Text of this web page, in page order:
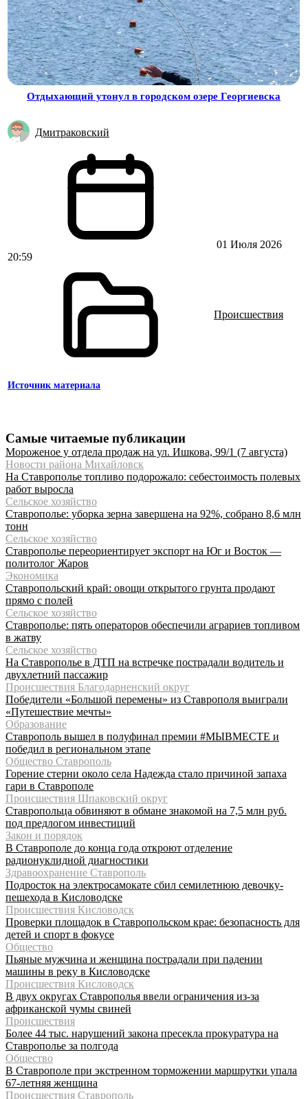
Отдыхающий утонул в городском озере Георгиевска
Дмитраковский
01 Июля 2026
20:59
Происшествия
Источник материала
Самые читаемые публикации
Мороженое у отдела продаж на ул. Ишкова, 99/1 (7 августа)
Новости района Михайловск
На Ставрополье топливо подорожало: себестоимость полевых
работ выросла
Сельское хозяйство
Ставрополье: уборка зерна завершена на 92%, собрано 8,6 млн
тонн
Сельское хозяйство
Ставрополье переориентирует экспорт на Юг и Восток —
политолог Жаров
Экономика
Ставропольский край: овощи открытого грунта продают
прямо с полей
Сельское хозяйство
Ставрополье: пять операторов обеспечили аграриев топливом
в жатву
Сельское хозяйство
На Ставрополье в ДТП на встречке пострадали водитель и
двухлетний пассажир
Происшествия Благодарненский округ
Победители «Большой перемены» из Ставрополя выиграли
«Путешествие мечты»
Образование
Ставрополь вышел в полуфинал премии #МЫВМЕСТЕ и
победил в региональном этапе
Общество Ставрополь
Горение стерни около села Надежда стало причиной запаха
гари в Ставрополе
Происшествия Шпаковский округ
Ставропольца обвиняют в обмане знакомой на 7,5 млн руб.
под предлогом инвестиций
Закон и порядок
В Ставрополе до конца года откроют отделение
радионуклидной диагностики
Здравоохранение Ставрополь
Подросток на электросамокате сбил семилетнюю девочку-
пешехода в Кисловодске
Происшествия Кисловодск
Проверки площадок в Ставропольском крае: безопасность для
детей и спорт в фокусе
Общество
Пьяные мужчина и женщина пострадали при падении
машины в реку в Кисловодске
Происшествия Кисловодск
В двух округах Ставрополья ввели ограничения из-за
африканской чумы свиней
Происшествия
Более 44 тыс. нарушений закона пресекла прокуратура на
Ставрополье за полгода
Общество
В Ставрополе при экстренном торможении маршрутки упала
67-летняя женщина
Происшествия Ставрополь